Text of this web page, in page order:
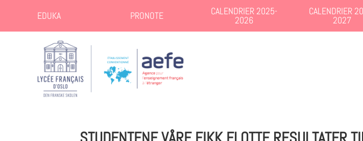
EDUKA PRONOTE CALENDRIER 2025-
2026
CALENDRIER
2027